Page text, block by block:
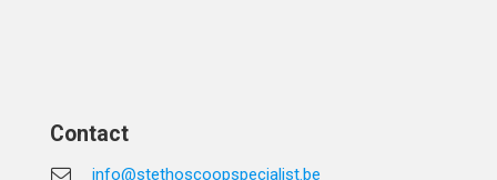
Contact
info@stethoscoopspecialist.be